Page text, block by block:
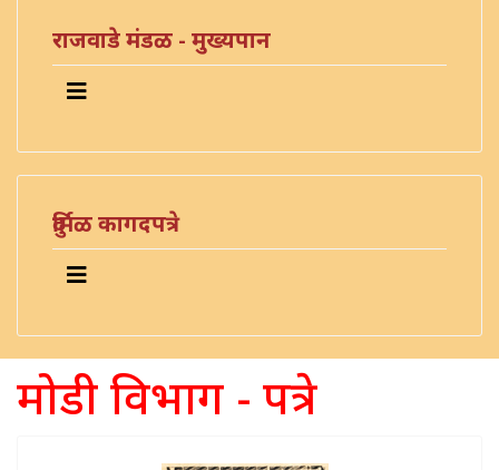
राजवाडे मंडळ - मुख्यपान
दुर्मिळ कागदपत्रे
मोडी विभाग - पत्रे